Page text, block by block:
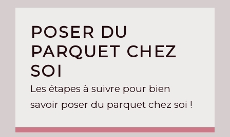
Skip
POSER DU
PARQUET CHEZ
SOI
Les étapes à suivre pour bien
savoir poser du parquet chez soi !